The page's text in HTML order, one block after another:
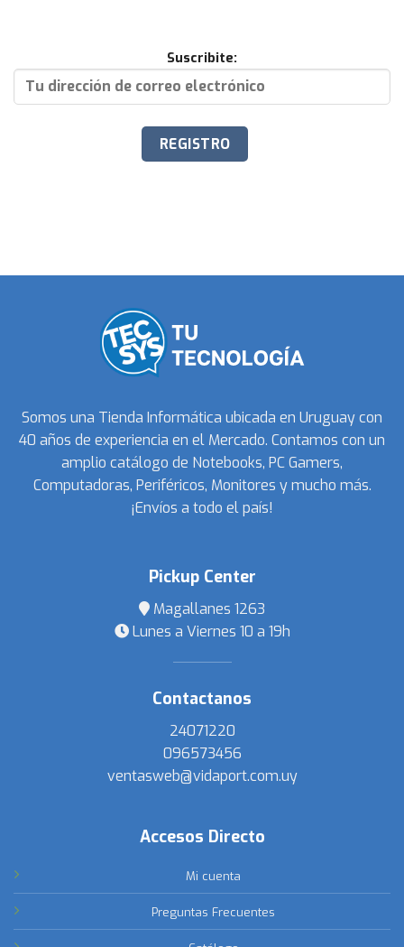
Suscribite:
Somos una Tienda Informática ubicada en Uruguay con
40 años de experiencia en el Mercado. Contamos con un
amplio catálogo de Notebooks, PC Gamers,
Computadoras, Periféricos, Monitores y mucho más.
¡Envíos a todo el país!
Pickup Center
Magallanes 1263
Lunes a Viernes 10 a 19h
Contactanos
24071220
096573456
ventasweb@vidaport.com.uy
Accesos Directo
Mi cuenta
Preguntas Frecuentes